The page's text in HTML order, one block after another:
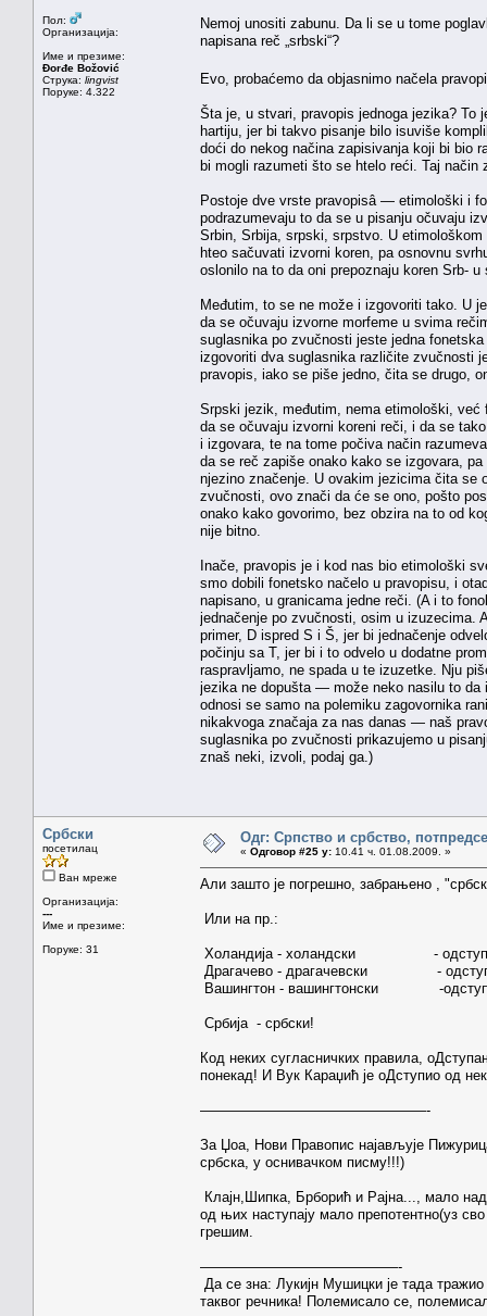
Пол:
Организација:
Име и презиме:
Đorđe Božović
Струка: lingvist
Поруке: 4.322
Nemoj unositi zabunu. Da li se u tome
napisana reč „srbski“?
Evo, probaćemo da objasnimo načela
Šta je, u stvari, pravopis jednoga jezika? To
hartiju, jer bi takvo pisanje bilo isuviše
doći do nekog načina zapisivanja koji bi bio
bi mogli razumeti što se htelo reći. Taj način
Postoje dve vrste pravopisâ — etimološki i
podrazumevaju to da se u pisanju očuvaju
Srbin, Srbija, srpski, srpstvo. U
hteo sačuvati izvorni koren, pa osnovnu
oslonilo na to da oni prepoznaju koren Srb-
Međutim, to se ne može i izgovoriti tako. U
da se očuvaju izvorne morfeme u svima
suglasnika po zvučnosti jeste jedna
izgovoriti dva suglasnika različite zvučnosti
pravopis, iako se piše jedno, čita se drugo,
Srpski jezik, međutim, nema etimološki,
da se očuvaju izvorni koreni reči, i da se
i izgovara, te na tome počiva način
da se reč zapiše onako kako se izgovara,
njezino značenje. U ovakim jezicima čita se
zvučnosti, ovo znači da će se ono, pošto
onako kako govorimo, bez obzira na to od
nije bitno.
Inače, pravopis je i kod nas bio etimološki
smo dobili fonetsko načelo u pravopisu, i
napisano, u granicama jedne reči. (A i to
jednačenje po zvučnosti, osim u izuzecima.
primer, D ispred S i Š, jer bi jednačenje
počinju sa T, jer bi i to odvelo u dodatne
raspravljamo, ne spada u te izuzetke. Nju
jezika ne dopušta — može neko nasilu to da
odnosi se samo na polemiku zagovornika
nikakvoga značaja za nas danas — naš
suglasnika po zvučnosti prikazujemo u
znaš neki, izvoli, podaj ga.)
Србски
посетилац
Ван мреже
Организација:
---
Име и презиме:
Поруке: 31
Одг: Српство и србство,
« Одговор #25 у: 10.41 ч. 01.08.2009. »
Али зашто је погрешно, забрањено ,
Или на пр.:
Холандија - холандски -
Драгачево - драгачевски -
Вашингтон - вашингтонски -
Србија - србски!
Код неких сугласничких правила,
понекад! И Вук Караџић је оДступио од
————————————————-
За Џоа, Нови Правопис најављује
србска, у оснивачком писму!!!)
Клајн,Шипка, Брборић и Рајна..., мало
од њих наступају мало препотентно(уз
грешим.
——————————————-
Да се зна: Лукијн Мушицки је тада
таквог речника! Полемисало се,